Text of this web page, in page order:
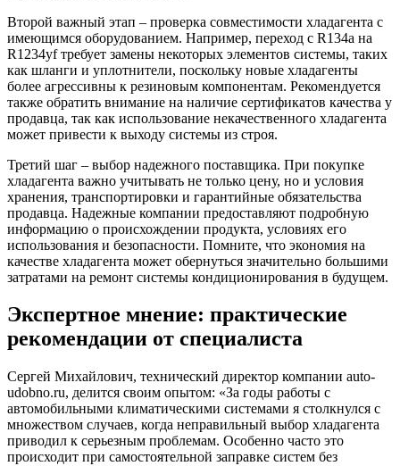
Второй важный этап – проверка совместимости хладагента с
имеющимся оборудованием. Например, переход с R134a на
R1234yf требует замены некоторых элементов системы, таких
как шланги и уплотнители, поскольку новые хладагенты
более агрессивны к резиновым компонентам. Рекомендуется
также обратить внимание на наличие сертификатов качества у
продавца, так как использование некачественного хладагента
может привести к выходу системы из строя.
Третий шаг – выбор надежного поставщика. При покупке
хладагента важно учитывать не только цену, но и условия
хранения, транспортировки и гарантийные обязательства
продавца. Надежные компании предоставляют подробную
информацию о происхождении продукта, условиях его
использования и безопасности. Помните, что экономия на
качестве хладагента может обернуться значительно большими
затратами на ремонт системы кондиционирования в будущем.
Экспертное мнение: практические
рекомендации от специалиста
Сергей Михайлович, технический директор компании auto-
udobno.ru, делится своим опытом: «За годы работы с
автомобильными климатическими системами я столкнулся с
множеством случаев, когда неправильный выбор хладагента
приводил к серьезным проблемам. Особенно часто это
происходит при самостоятельной заправке систем без